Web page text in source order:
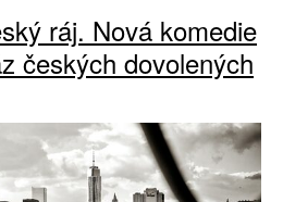
ráj. Nová komedie
českých dovolených